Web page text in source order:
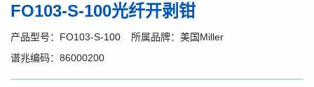
FO103-S-100光纤开剥钳
产品型号：FO103-S-100
所属品牌：美国Miller
谱兆编码：86000200